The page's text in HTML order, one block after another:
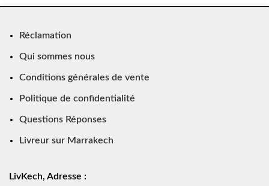
Réclamation
Qui sommes nous
Conditions générales de vente
Politique de confidentialité
Questions Réponses
Livreur sur Marrakech
LivKech, Adresse :